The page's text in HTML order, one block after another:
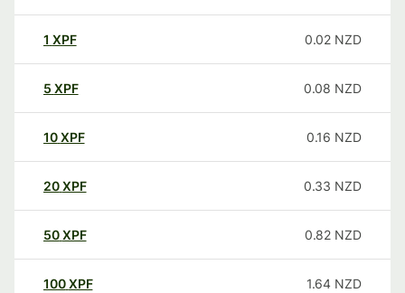
1 XPF 0.02 NZD
5 XPF 0.08 NZD
10XPF 0.16 NZD
20XPF 0.33 NZD
50XPF 0.82 NZD
100XPF 1.64 NZD